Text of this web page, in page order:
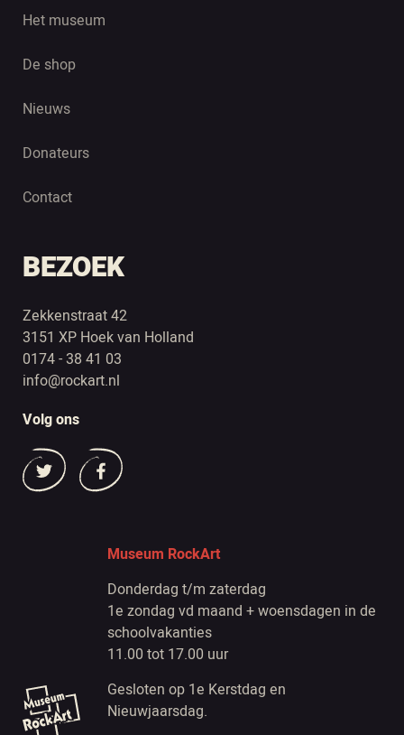
Het museum
De shop
Nieuws
Donateurs
Contact
BEZOEK
Zekkenstraat 42
3151 XP Hoek van Holland
0174 - 38 41 03
info@rockart.nl
Volg ons
Museum RockArt
Donderdag t/m zaterdag
1e zondag vd maand + woensdagen in de
schoolvakanties
11.00 tot 17.00 uur
Gesloten op 1e Kerstdag en
Nieuwjaarsdag.